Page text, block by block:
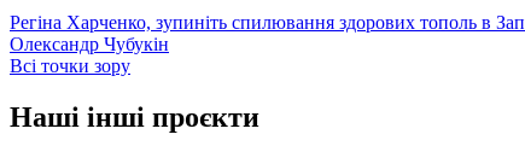
Регіна Харченко, зупиніть спилювання здорових тополь в
Олександр Чубукін
Всі точки зору
Наші інші проєкти